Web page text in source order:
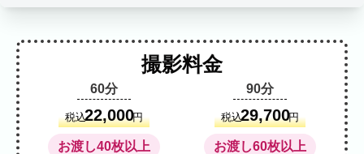
ネット予約では予約状況の確認からご予約
七五三 入学式・卒業式
成人式
カップル
ブライダル マタニティ
ビジネス
撮影料金
60分
税込22,000円
お渡し40枚以上
90分
税込29,700円
お渡し60枚以上